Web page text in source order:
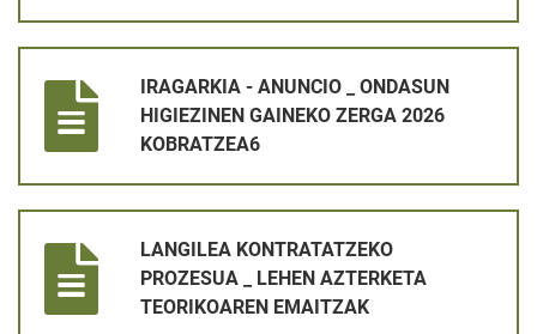
IRAGARKIA - ANUNCIO _ ONDASUN
HIGIEZINEN GAINEKO ZERGA 2026
KOBRATZEA6
LANGILEA KONTRATATZEKO
PROZESUA _ LEHEN AZTERKETA
TEORIKOAREN EMAITZAK